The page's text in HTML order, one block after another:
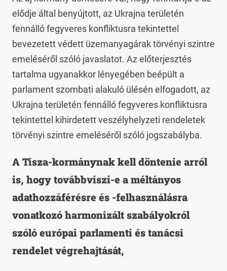
elődje által benyújtott, az Ukrajna területén
fennálló fegyveres konfliktusra tekintettel
bevezetett védett üzemanyagárak törvényi szintre
emeléséről szóló javaslatot. Az előterjesztés
tartalma ugyanakkor lényegében beépült a
parlament szombati alakuló ülésén elfogadott, az
Ukrajna területén fennálló fegyveres konfliktusra
tekintettel kihirdetett veszélyhelyzeti rendeletek
törvényi szintre emeléséről szóló jogszabályba.
A Tisza-kormánynak kell döntenie arról
is, hogy továbbviszi-e a méltányos
adathozzáférésre és -felhasználásra
vonatkozó harmonizált szabályokról
szóló európai parlamenti és tanácsi
rendelet végrehajtását,